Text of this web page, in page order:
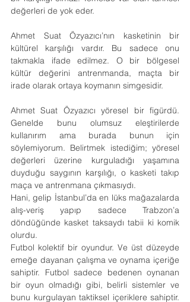
değerleri de yok eder.
Ahmet Suat Özyazıcı’nın kasketinin bir
kültürel karşılığı vardır. Bu sadece onu
takmakla ifade edilmez. O bir bölgesel
kültür değerini antrenmanda, maçta bir
irade olarak ortaya koymanın simgesidir.
Ahmet Suat Özyazıcı yöresel bir figürdü.
Genelde bunu olumsuz eleştirilerde
kullanırım ama burada bunun için
söylemiyorum. Belirtmek istediğim; yöresel
değerleri üzerine kurguladığı yaşamına
duyduğu saygının karşılığı, o kasketi takıp
maça ve antrenmana çıkmasıydı.
Hani, gelip İstanbul’da en lüks mağazalarda
alış-veriş yapıp sadece Trabzon’a
döndüğünde kasket taksaydı tabii ki komik
olurdu.
Futbol kolektif bir oyundur. Ve üst düzeyde
emeğe dayanan çalışma ve oynama içeriğe
sahiptir. Futbol sadece bedenen oynanan
bir oyun olmadığı gibi, belirli sistemler ve
bunu kurgulayan taktiksel içeriklere sahiptir.